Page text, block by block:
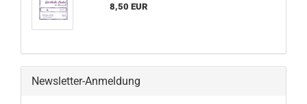
8,50 EUR
Newsletter-Anmeldung